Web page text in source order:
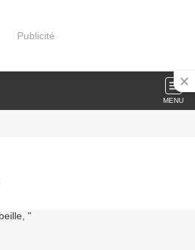
Publicité
MENU